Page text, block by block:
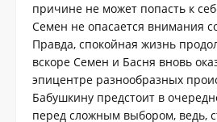
причине не может попасть к
Семен не опасается внимания
Правда, спокойная жизнь
вскоре Семен и Басня вновь
эпицентре разнообразных
Бабушкину предстоит в
перед сложным выбором, ведь,